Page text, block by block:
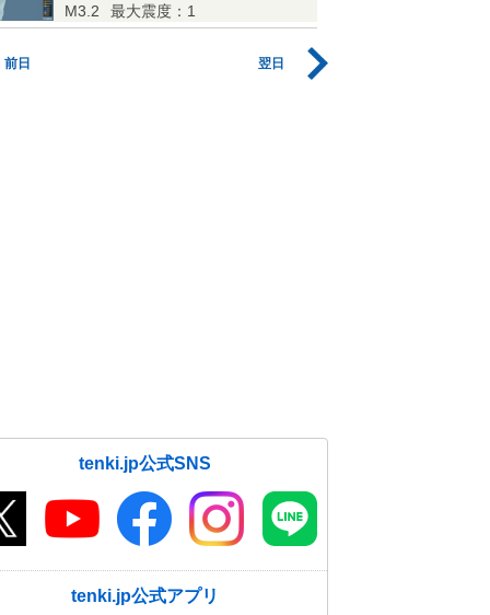
M3.2
最大震度：1
前日 翌日
tenki.jp公式SNS
tenki.jp公式アプリ